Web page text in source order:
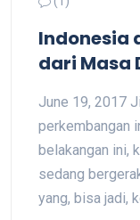
Indonesia
dari Masa
June 19, 2017
perkembangan
belakangan ini,
sedang
yang, bisa jadi,